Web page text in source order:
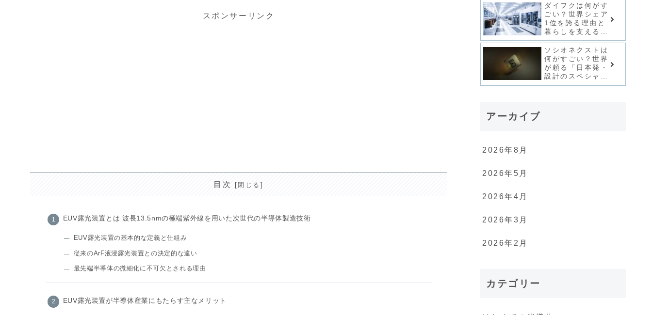
スポンサーリンク
目次
EUV露光装置とは 波長13.5nmの極端紫外線を用いた次世代の半導体製造技術
EUV露光装置の基本的な定義と仕組み
従来のArF液浸露光装置との決定的な違い
最先端半導体の微細化に不可欠とされる理由
EUV露光装置が半導体産業にもたらす主なメリット
ダイフクは何がす
ごい？世界シェア
1位を誇る理由と
暮らしを支える独
自の強みを徹底解
説
ソシオネクストは
何がすごい？世界
が頼る「日本発・
設計のスペシャリ
スト」の正体
アーカイブ
2026年8月
2026年5月
2026年4月
2026年3月
2026年2月
カテゴリー